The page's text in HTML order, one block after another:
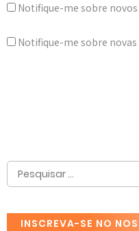
Notifique-me sobre
Notifique-me sobre
INSCREVA-SE NO